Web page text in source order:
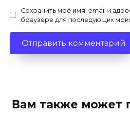
Сохранить моё имя, email и
браузере для последующих
Вам также может